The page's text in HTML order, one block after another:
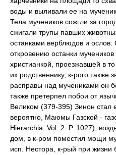
воды и выливали ее на
Тела мучеников сожгли за
сжигали трупы павших
останками верблюдов и
откровению останки
христианкой, проезжавшей в
их родственнику, к-рого
расправы над мучениками он
также претерпел побои от
Великом (379-395) Зинон стал
вероятно, Маюмы Газской -
Hierarchia. Vol. 2. P. 1027),
дом, в к-ром поместил мощи
исп. Нестора, к-рый при жизни